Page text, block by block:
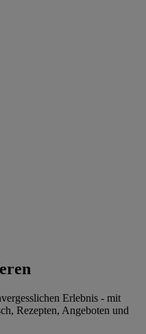
Erlebnis - mit
Rezepten, Angeboten und